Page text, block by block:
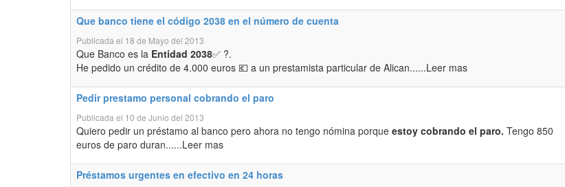
Que banco tiene el código 2038 en el número de cuenta
Publicada el 18 de Mayo del 2013
Que Banco es la Entidad 2038✅ ?.
He pedido un crédito de 4.000 euros 💶 a un prestamista particular de Alican......Leer mas
Pedir prestamo personal cobrando el paro
Publicada el 10 de Junio del 2013
Quiero pedir un préstamo al banco pero ahora no tengo nómina porque estoy cobrando el paro. Tengo 850
euros de paro duran......Leer mas
Préstamos urgentes en efectivo en 24 horas